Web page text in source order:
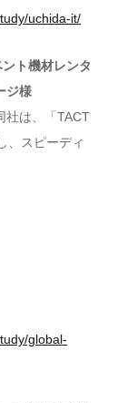
uchida-it/
ト機材レンタ
ジ様
社は、「TACT
、スピーディ
global-